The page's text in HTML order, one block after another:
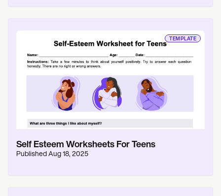
TEMPLATE
Self Esteem Worksheets For Teens
Published Aug 18, 2025